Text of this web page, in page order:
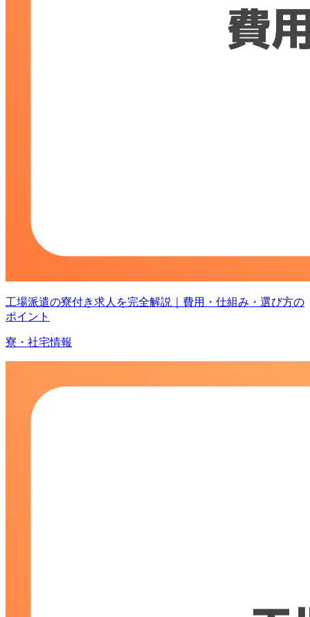
工場派遣の寮付き求人を完全解説｜費用・仕組み・選び方の
ポイント
寮・社宅情報